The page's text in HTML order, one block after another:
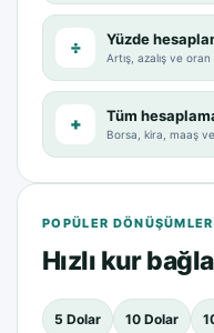
÷ Yüzde
Artış, azalış ve oran
+ Tüm
Borsa, kira, maaş
POPÜLER DÖNÜŞÜMLER
Hızlı kur
5 Dolar 10 Dolar